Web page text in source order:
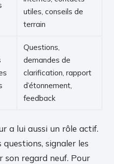
utiles, conseils de
terrain
Questions,
demandes de
clarification, rapport
d’étonnement,
feedback
a lui aussi un rôle actif.
signaler les
son regard neuf. Pour